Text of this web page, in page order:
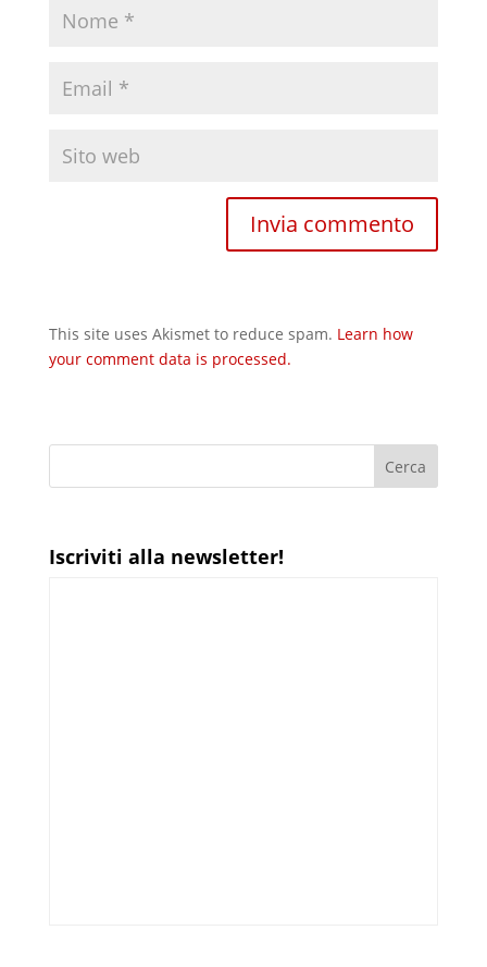
This site uses Akismet to reduce spam. Learn how
your comment data is processed.
Iscriviti alla newsletter!